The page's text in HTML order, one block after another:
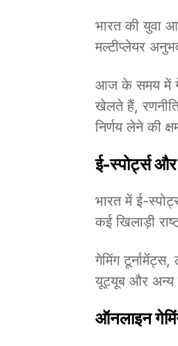
भारत की युवा
मल्टीप्लेयर
आज के समय में
खेलते हैं,
निर्णय लेने की
ई-स्पोर्ट्स
भारत में ई-
कई खिलाड़ी
गेमिंग
यूट्यूब और अन्य
ऑनलाइन